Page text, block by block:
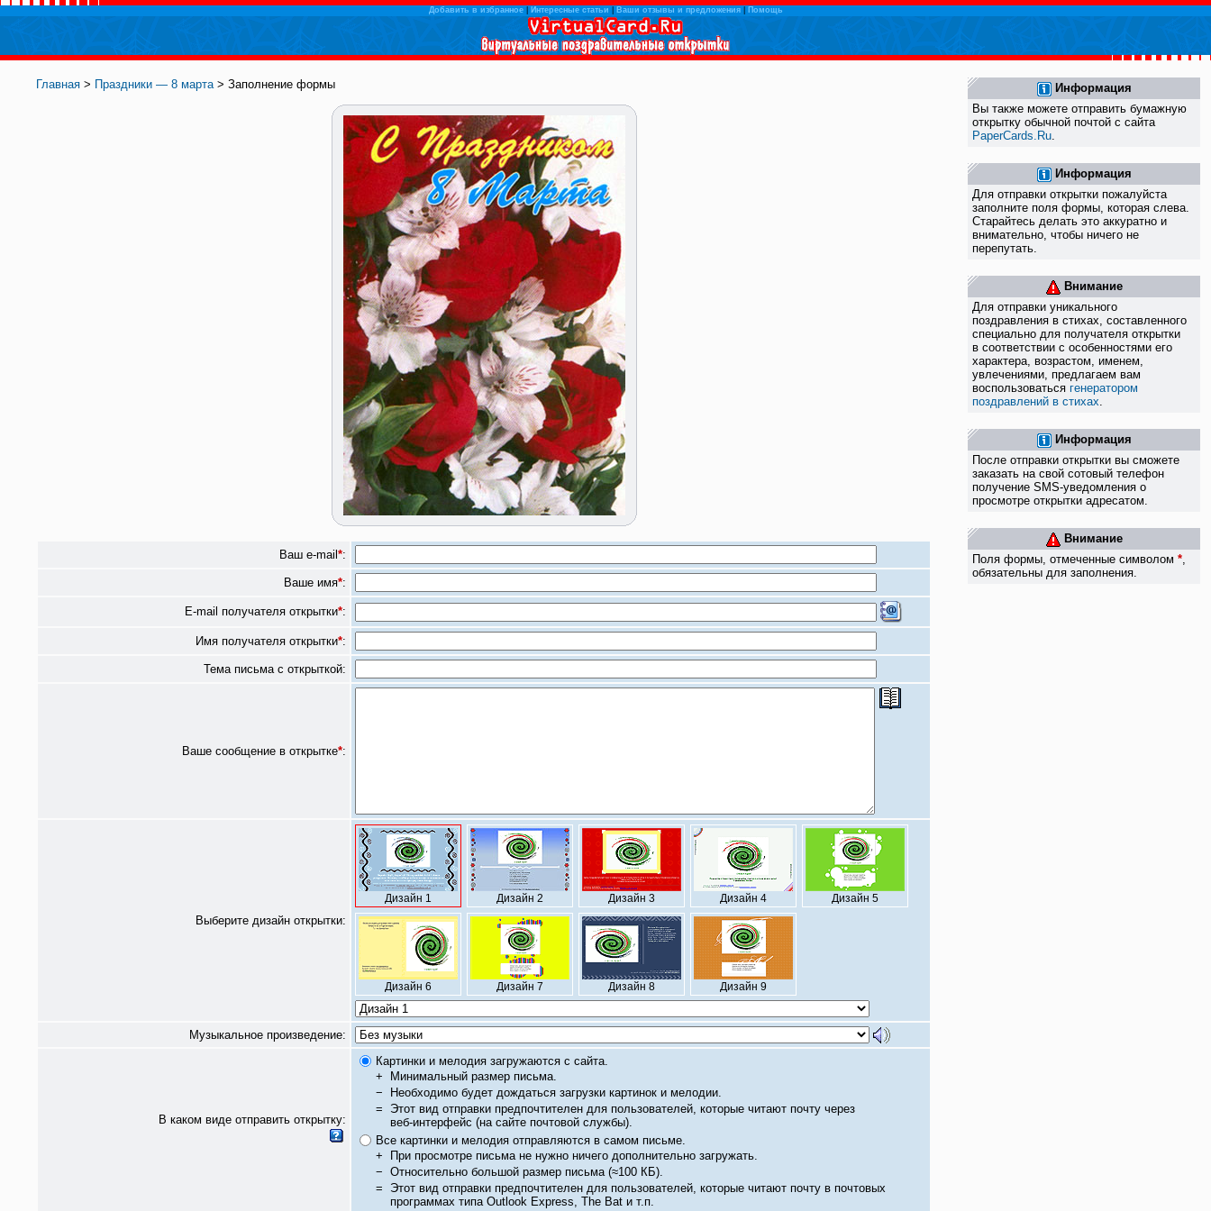
Добавить в избранное| Интересные статьи Ваши отзывы и предложения| Помощь
Главная > Праздники — 8 марта> Заполнение формы
Ваш e-mail *:
Ваше имя*:
E-mail получателя открытки*:
Имя получателя открытки*:
Тема письма с открыткой:
Ваше сообщение в открытке*:
Выберите дизайн открытки:
Дизайн 1 Дизайн 2 Дизайн 3 Дизайн 4 Дизайн 5
Дизайн 6 Дизайн 7 Дизайн 8 Дизайн 9
Музыкальное произведение:
В каком виде отправить открытку:
Картинки и мелодия загружаются с сайта.
+
Минимальный размер письма.
−
Необходимо будет дождаться загрузки картинок и мелодии.
= Этот вид отправки предпочтителен для пользователей, которые читают почту через
веб-интерфейс (на сайте почтовой службы).
Все картинки и мелодия отправляются в самом письме.
+
При просмотре письма не нужно ничего дополнительно загружать.
− Относительно большой размер письма (≈100 КБ).
= Этот вид отправки предпочтителен для пользователей, которые читают почту в почтовых
программах типа Outlook Express, The Bat и т.п.
Информация
Вы также можете отправить бумажную
открытку обычной почтой с сайта
PaperCards.Ru.
Информация
Для отправки открытки пожалуйста
заполните поля формы, которая слева.
Старайтесь делать это аккуратно и
внимательно, чтобы ничего не
перепутать.
Внимание
Для отправки уникального
поздравления в стихах, составленного
специально для получателя открытки
в соответствии с особенностями его
характера, возрастом, именем,
увлечениями, предлагаем вам
воспользоваться генератором
поздравлений в стихах.
Информация
После отправки открытки вы сможете
заказать на свой сотовый телефон
получение SMS-уведомления о
просмотре открытки адресатом.
Внимание
Поля формы, отмеченные символом*,
обязательны для заполнения.